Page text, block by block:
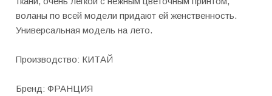
воланы по всей модели придают ей женственность.
Универсальная модель на лето.
Производство: КИТАЙ
Бренд: ФРАНЦИЯ